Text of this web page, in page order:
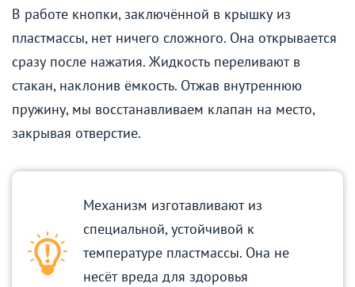
В работе кнопки, заключённой в крышку из
пластмассы, нет ничего сложного. Она открывается
сразу после нажатия. Жидкость переливают в
стакан, наклонив ёмкость. Отжав внутреннюю
пружину, мы восстанавливаем клапан на место,
закрывая отверстие.
Механизм изготавливают из
специальной, устойчивой к
температуре пластмассы. Она не
несёт вреда для здоровья